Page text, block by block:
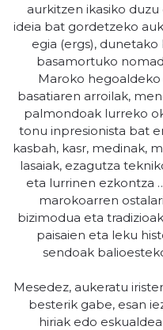
aurkitzen ikasiko
ideia bat gordetzeko
egia (ergs),
basamortuko
Maroko
basatiaren arroilak,
palmondoak lurreko
tonu inpresionista bat
kasbah, kasr, medinak,
lasaiak, ezagutza
eta lurrinen ezkontza
marokoarren
bizimodua eta
paisaien eta leku
sendoak
Mesedez, aukeratu
besterik gabe, esan
hiriak edo